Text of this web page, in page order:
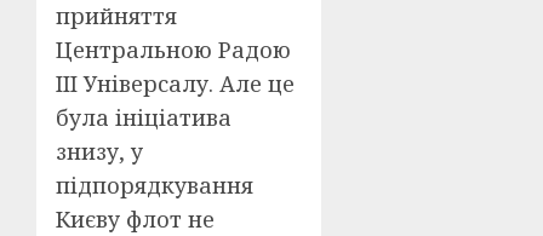
прийняття
Центральною Радою
III Універсалу. Але це
була ініціатива
знизу, у
підпорядкування
Києву флот не